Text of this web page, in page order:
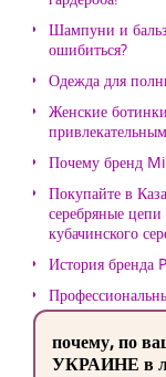
Шампуни и
ошибиться?
Одежда для
Женские
Почему бренд
Покупайте в
серебряные
кубачинского
История бренда
почему, по
УКРАИНЕ в